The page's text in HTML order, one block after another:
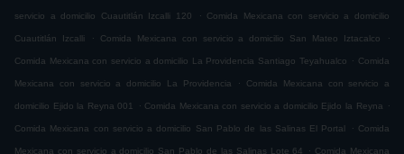
servicio a domicilio Cuautitlán Izcalli 120 . Comida Mexicana con servicio a domicilio
Cuautitlán Izcalli . Comida Mexicana con servicio a domicilio San Mateo Iztacalco .
Comida Mexicana con servicio a domicilio La Providencia Santiago Teyahualco . Comida
Mexicana con servicio a domicilio La Providencia . Comida Mexicana con servicio a
domicilio Ejido la Reyna 001 . Comida Mexicana con servicio a domicilio Ejido la Reyna .
Comida Mexicana con servicio a domicilio San Pablo de las Salinas El Portal . Comida
Mexicana con servicio a domicilio San Pablo de las Salinas Lote 64 . Comida Mexicana